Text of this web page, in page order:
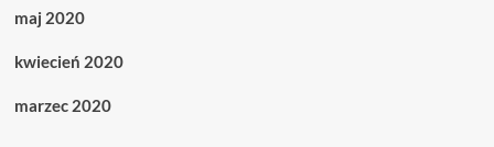
maj 2020
kwiecień 2020
marzec 2020